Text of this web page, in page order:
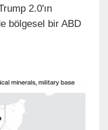
2.0'ın
bölgesel bir ABD